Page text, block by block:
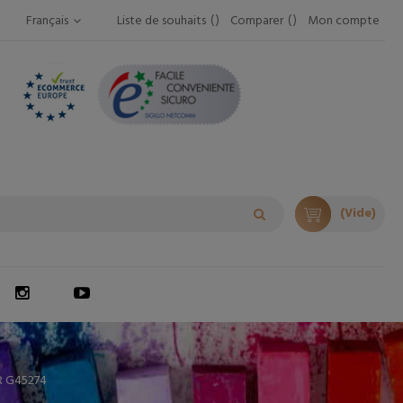
Liste de souhaits Comparer Mon compte
Français
(Vide)
G45274